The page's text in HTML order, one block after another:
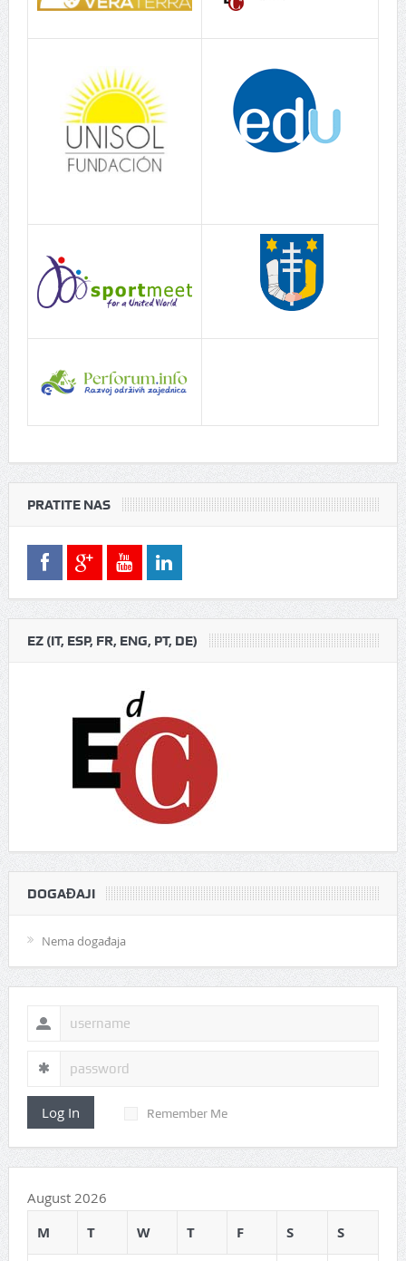
PRATITE NAS
EZ (IT, ESP, FR, ENG, PT, DE)
DOGAĐAJI
Nema događaja
Log In Remember Me
August 2026
M T W T F S S